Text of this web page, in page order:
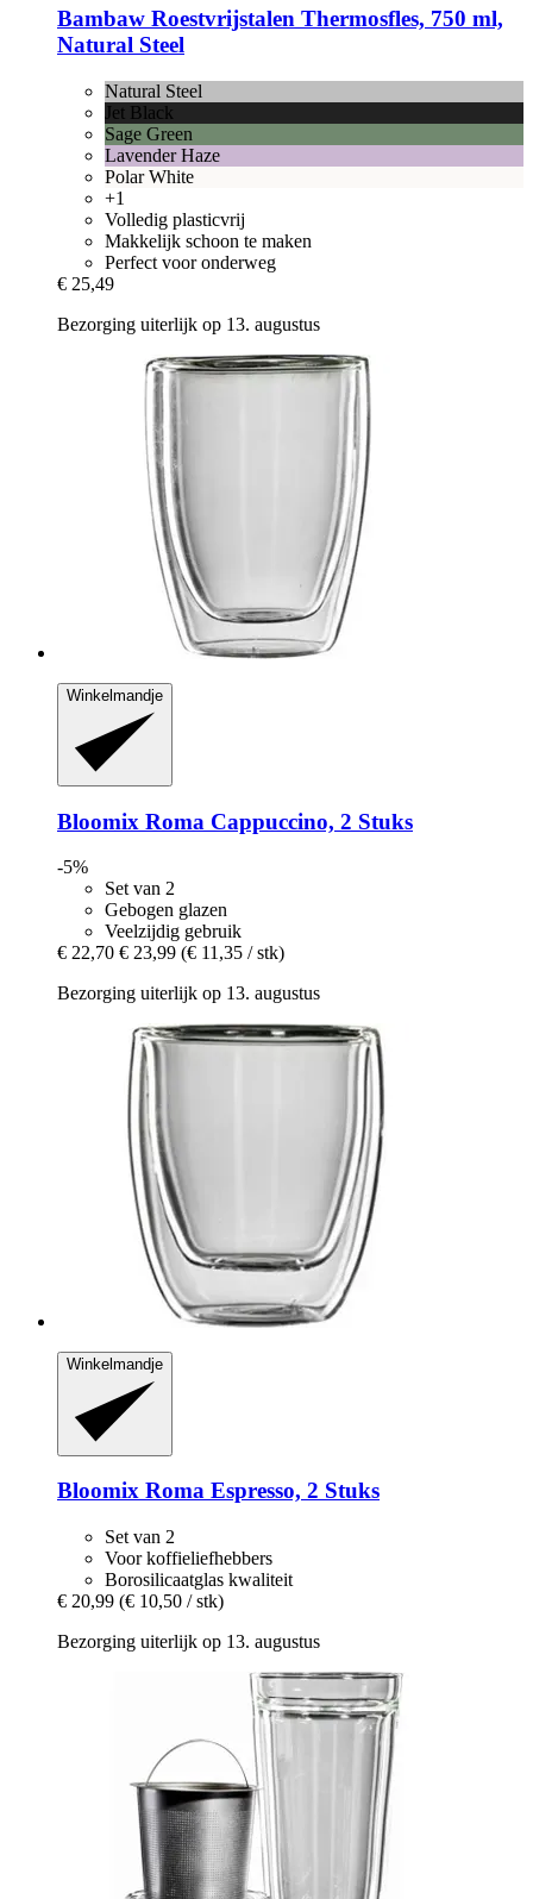
Bambaw Roestvrijstalen Thermosfles, 750 ml,
Natural Steel
Natural Steel
Jet Black
Sage Green
Lavender Haze
Polar White
+1
Volledig plasticvrij
Makkelijk schoon te maken
Perfect voor onderweg
€ 25,49
Bezorging uiterlijk op 13. augustus
Winkelmandje
Bloomix Roma Cappuccino, 2 Stuks
-5%
Set van 2
Gebogen glazen
Veelzijdig gebruik
€ 22,70 € 23,99 (€ 11,35 / stk)
Bezorging uiterlijk op 13. augustus
Winkelmandje
Bloomix Roma Espresso, 2 Stuks
Set van 2
Voor koffieliefhebbers
Borosilicaatglas kwaliteit
€ 20,99 (€ 10,50 / stk)
Bezorging uiterlijk op 13. augustus